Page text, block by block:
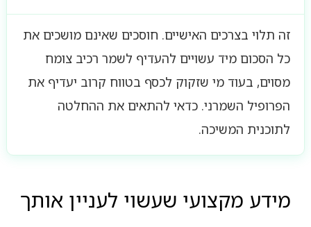
זה תלוי בצרכים האישיים. חוסכים שאינם מושכים את
כל הסכום מיד עשויים להעדיף לשמר רכיב צומח
מסוים, בעוד מי שזקוק לכסף בטווח קרוב יעדיף את
הפרופיל השמרני. כדאי להתאים את ההחלטה
לתוכנית המשיכה.
מידע מקצועי שעשוי לעניין אותך